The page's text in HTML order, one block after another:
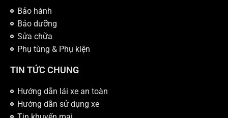
Bảo hành
Bảo dưỡng
Sửa chữa
Phụ tùng & Phụ kiện
TIN TỨC CHUNG
Hướng dẫn lái xe an toàn
Hướng dẫn sử dụng xe